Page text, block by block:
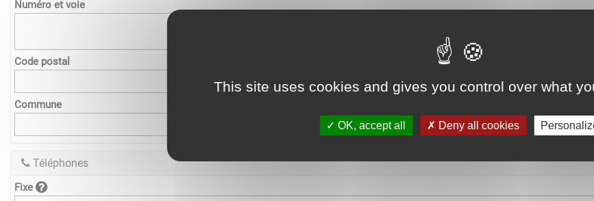
This site uses cookies and gives you control over what
OK, accept all Deny all cookies
Numéro et voie
Code postal
Commune
Téléphones
Fixe